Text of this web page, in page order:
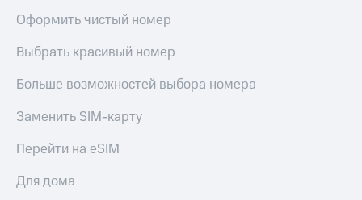
Оформить чистый номер
Выбрать красивый номер
Больше возможностей выбора номера
Заменить SIM-карту
Перейти на eSIM
Для дома